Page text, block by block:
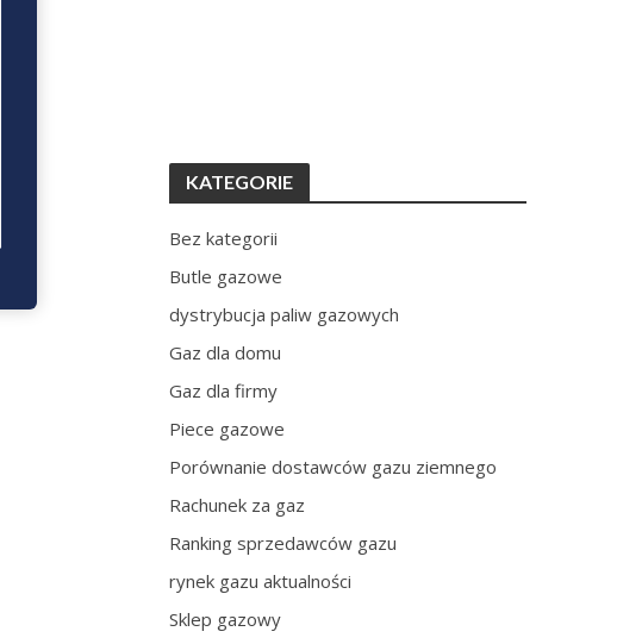
KATEGORIE
Bez kategorii
Butle gazowe
dystrybucja paliw gazowych
Gaz dla domu
Gaz dla firmy
Piece gazowe
Porównanie dostawców gazu ziemnego
Rachunek za gaz
Ranking sprzedawców gazu
rynek gazu aktualności
Sklep gazowy